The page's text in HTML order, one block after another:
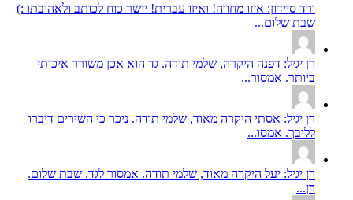
ורד סיידון: איזו מחווה! ואיזו עברית! יישר כוח לכותב ולאהובתו :)
שבת שלום...
רן יגיל: דפנה היקרה, שלמי תודה. גד הוא אכן משורר איכותי
ביותר. אמסור...
רן יגיל: אסתי היקרה מאוד, שלמי תודה. ניכר כי השירים דיברו
לליבך. אמסו...
רן יגיל: יעל היקרה מאוד, שלמי תודה. אמסור לגד. שבת שלום.
רן...